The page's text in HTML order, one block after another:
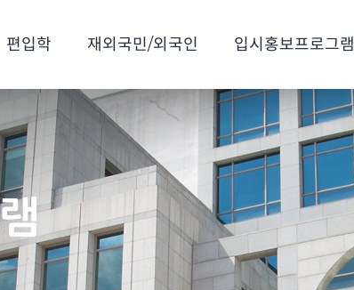
편입학 재외국민/외국인 입시홍보프로그램